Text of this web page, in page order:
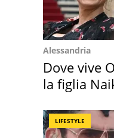
Alessandria
Dove vive
la figlia
LIFESTYLE